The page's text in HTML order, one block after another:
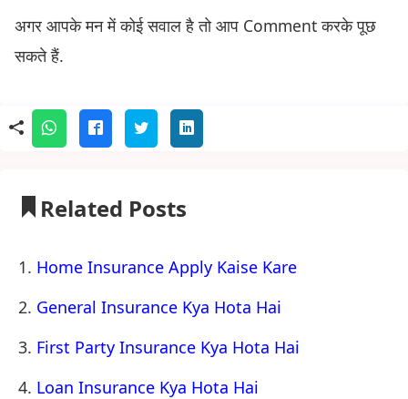
अगर आपके मन में कोई सवाल है तो आप Comment करके पूछ
सकते हैं.
Related Posts
Home Insurance Apply Kaise Kare
General Insurance Kya Hota Hai
First Party Insurance Kya Hota Hai
Loan Insurance Kya Hota Hai